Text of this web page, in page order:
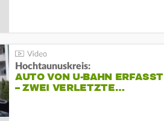
Hochtaunuskreis:
AUTO VON U-BAHN ERFASST
– ZWEI VERLETZTE…